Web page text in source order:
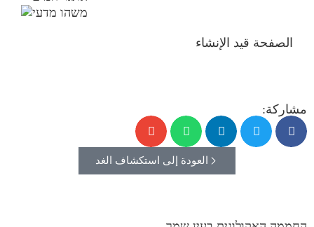
الصفحة قيد الإنشاء
مشاركة:
العودة إلى استكشاف الغد